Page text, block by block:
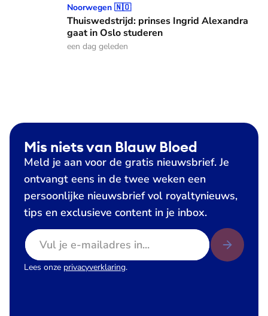
Thuiswedstrijd: prinses Ingrid Alexandra gaat in Oslo
Noorwegen 🇳🇴
Thuiswedstrijd: prinses Ingrid Alexandra
gaat in Oslo studeren
een dag geleden
Mis niets van Blauw Bloed
Meld je aan voor de gratis nieuwsbrief. Je
ontvangt eens in de twee weken een
persoonlijke nieuwsbrief vol royaltynieuws,
tips en exclusieve content in je inbox.
E-mailadres
Lees onze privacyverklaring.